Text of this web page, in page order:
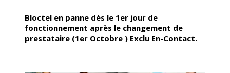
Bloctel en panne dès le 1er jour de
fonctionnement après le changement de
prestataire (1er Octobre ) Exclu En-Contact.